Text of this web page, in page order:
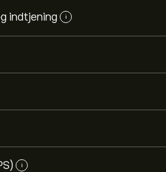
indtjening i
i